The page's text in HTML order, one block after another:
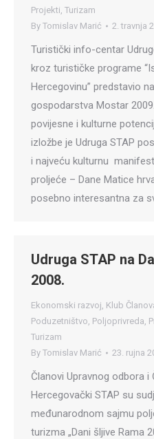
Projekti, Turizam
By Tomislav Marić 2. travnja
Turistički info-centar
kroz turističke programe
Hercegovinu” predstavio
gospodarstva Mostar
povijesne i kulturne
izložbe je Udruga STAP
i najveću kulturnu
proljeće – Dane Matice
posebno interesantna za
Udruga STAP na
2008.
Ekonomski razvoj, Klub
Poduzetništvo, Poljoprivreda,
Turizam
By Tomislav Marić 23. rujna
Članovi Upravnog odbora i
Hercegovački STAP su
međunarodnom sajmu
turizma „Dani šljive Rama